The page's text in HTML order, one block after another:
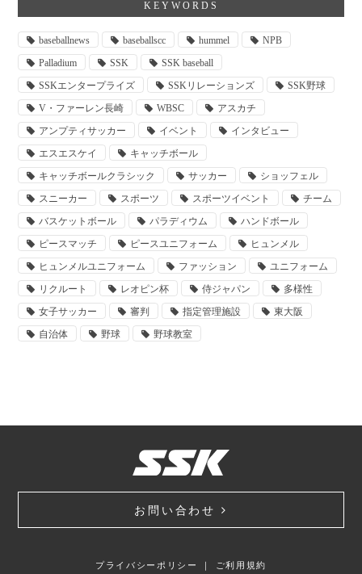
KEYWORDS
baseballnews baseballscc hummel
NPB
Palladium
SSK
SSK baseball
SSKエンタープライズ
SSKリレーションズ
SSK野球
V・ファーレン長崎
WBSC
アスカチ
アンプティサッカー
イベント
インタビュー
エスエスケイ
キャッチボール
キャッチボールクラシック
サッカー
ショッフェル
スニーカー
スポーツ スポーツイベント
チーム
バスケットボール
パラディウム
ハンドボール
ピースマッチ
ピースユニフォーム
ヒュンメル
ヒュンメルユニフォーム
ファッション
ユニフォーム
リクルート
レオピン杯 侍ジャパン
多様性
女子サッカー
審判 指定管理施設
東大阪
自治体
野球 野球教室
お問い合わせ
プライバシーポリシー ｜ ご利用規約